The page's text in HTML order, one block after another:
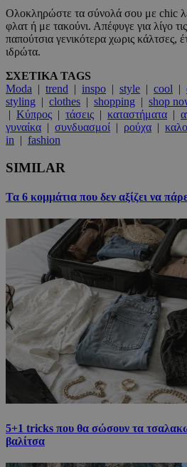
Ολοκληρώστε τα σύνολά σου με chic
φλατ ή με τακούνι. Απέφυγε για λίγο
παπούτσια γενικότερα χωρις κάλτσες,
ιδρώτα.
ΣΧΕΤΙΚΑ TAGS
Moda | trend | inspo | style | cool |
styling | clothes | shopping | shop
| Κύπρος | τάσεις | καταστήματα |
γυναίκα | συνδυασμοί | ρούχα |
in | fashion
SIMILAR
Τα 6 κομμάτια που δεν αξίζει να
5+1 tricks που θα σώσουν τα
βαλίτσα